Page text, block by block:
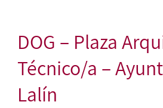
DOG – Plaza
Técnico/a –
Lalín